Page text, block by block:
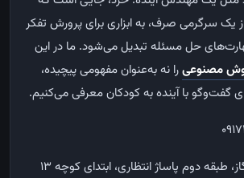
از یک سرگرمی صرف، به ابزاری برای پرورش تفکر
حل مسئله تبدیل می‌شود. ما در این
مصنوعیرا نه به‌عنوان مفهومی پیچیده،
گفت‌وگو با آینده به کودکان معرفی می‌کنیم.
طبقه دوم پاساژ انتظاری، ابتدای کوچه 13